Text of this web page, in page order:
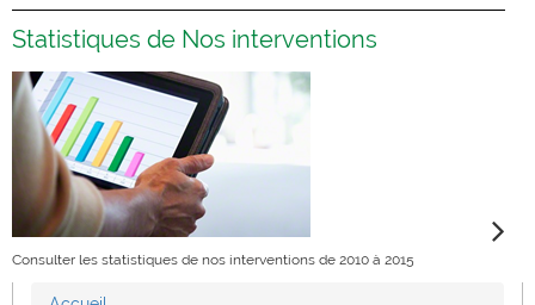
Statistiques de Nos interventions
Consulter les statistiques de nos interventions de 2010 à 2015